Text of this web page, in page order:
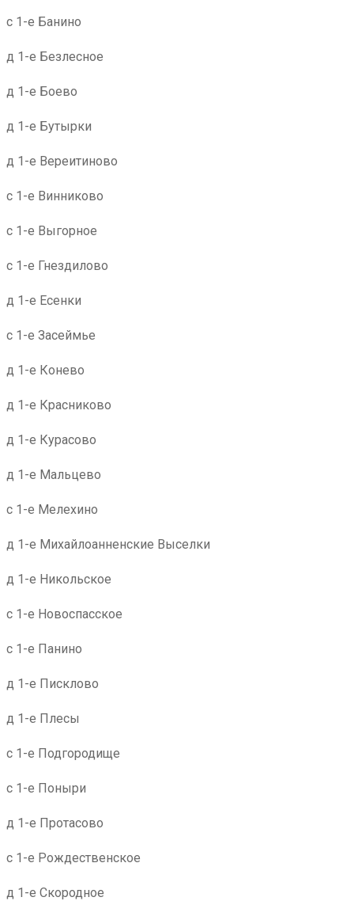
с 1-е Банино
д 1-е Безлесное
д 1-е Боево
д 1-е Бутырки
д 1-е Вереитиново
с 1-е Винниково
с 1-е Выгорное
с 1-е Гнездилово
д 1-е Есенки
с 1-е Засеймье
д 1-е Конево
д 1-е Красниково
д 1-е Курасово
д 1-е Мальцево
с 1-е Мелехино
д 1-е Михайлоанненские Выселки
д 1-е Никольское
с 1-е Новоспасское
с 1-е Панино
д 1-е Писклово
д 1-е Плесы
с 1-е Подгородище
с 1-е Поныри
д 1-е Протасово
с 1-е Рождественское
д 1-е Скородное